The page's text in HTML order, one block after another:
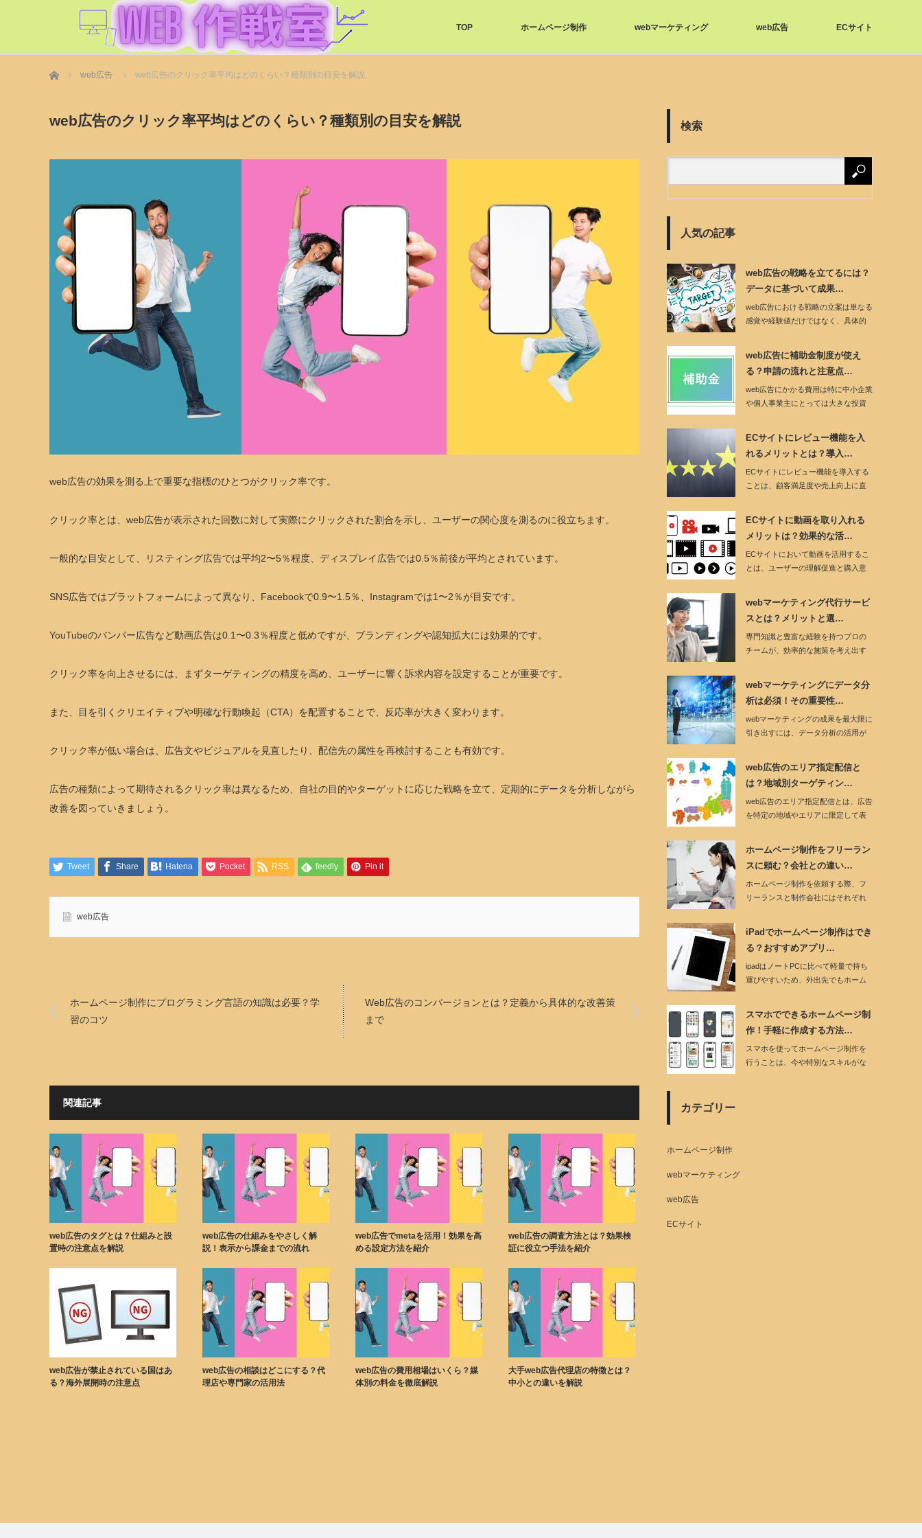
TOP ホームページ制作 webマーケティング web広告 ECサイト
ホーム web広告 web広告のクリック率平均はどのくらい？種類別の目安を解説
web広告のクリック率平均はどのくらい？種類別の目安を解説
web広告の効果を測る上で重要な指標のひとつがクリック率です。
クリック率とは、web広告が表示された回数に対して実際にクリックされた割合を示し、ユーザーの関心度を測るのに役立ちます。
一般的な目安として、リスティング広告では平均2〜5％程度、ディスプレイ広告では0.5％前後が平均とされています。
SNS広告ではプラットフォームによって異なり、Facebookで0.9〜1.5％、Instagramでは1〜2％が目安です。
YouTubeのバンパー広告など動画広告は0.1〜0.3％程度と低めですが、ブランディングや認知拡大には効果的です。
クリック率を向上させるには、まずターゲティングの精度を高め、ユーザーに響く訴求内容を設定することが重要です。
また、目を引くクリエイティブや明確な行動喚起（CTA）を配置することで、反応率が大きく変わります。
クリック率が低い場合は、広告文やビジュアルを見直したり、配信先の属性を再検討することも有効です。
広告の種類によって期待されるクリック率は異なるため、自社の目的やターゲットに応じた戦略を立て、定期的にデータを分析しながら
改善を図っていきましょう。
Tweet Share Hatena Pocket RSS feedly Pin it
web広告
ホームページ制作にプログラミング言語の知識は必要？学
習のコツ
Web広告のコンバージョンとは？定義から具体的な改善策
まで
関連記事
web広告のタグとは？仕組みと設
置時の注意点を解説
web広告の仕組みをやさしく解
説！表示から課金までの流れ
web広告でmetaを活用！効果を高
める設定方法を紹介
web広告の調査方法とは？効果検
証に役立つ手法を紹介
web広告が禁止されている国はあ
る？海外展開時の注意点
web広告の相談はどこにする？代
理店や専門家の活用法
web広告の費用相場はいくら？媒
体別の料金を徹底解説
大手web広告代理店の特徴とは？
中小との違いを解説
検索
人気の記事
web広告の戦略を立てるには？
データに基づいて成果…
web広告における戦略の立案は単なる
感覚や経験値だけではなく、具体的
web広告に補助金制度が使え
る？申請の流れと注意点…
web広告にかかる費用は特に中小企業
や個人事業主にとっては大きな投資
ECサイトにレビュー機能を入
れるメリットとは？導入…
ECサイトにレビュー機能を導入する
ことは、顧客満足度や売上向上に直
ECサイトに動画を取り入れる
メリットは？効果的な活…
ECサイトにおいて動画を活用するこ
とは、ユーザーの理解促進と購入意
webマーケティング代行サービ
スとは？メリットと選…
専門知識と豊富な経験を持つプロの
チームが、効率的な施策を考え出す
webマーケティングにデータ分
析は必須！その重要性…
webマーケティングの成果を最大限に
引き出すには、データ分析の活用が
web広告のエリア指定配信と
は？地域別ターゲティン…
web広告のエリア指定配信とは、広告
を特定の地域やエリアに限定して表
ホームページ制作をフリーラン
スに頼む？会社との違い…
ホームページ制作を依頼する際、フ
リーランスと制作会社にはそれぞれ
iPadでホームページ制作はでき
る？おすすめアプリ…
ipadはノートPCに比べて軽量で持ち
運びやすいため、外出先でもホーム
スマホでできるホームページ制
作！手軽に作成する方法…
スマホを使ってホームページ制作を
行うことは、今や特別なスキルがな
カテゴリー
ホームページ制作
webマーケティング
web広告
ECサイト